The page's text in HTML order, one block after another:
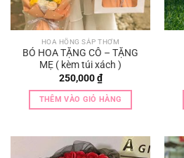
HOA HỒNG SÁP THƠM
BÓ HOA TẶNG CÔ – TẶNG
MẸ ( kèm túi xách )
250,000₫
THÊM VÀO GIỎ HÀNG